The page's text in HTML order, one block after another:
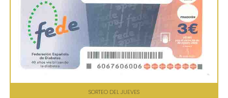
SORTEO DEL JUEVES